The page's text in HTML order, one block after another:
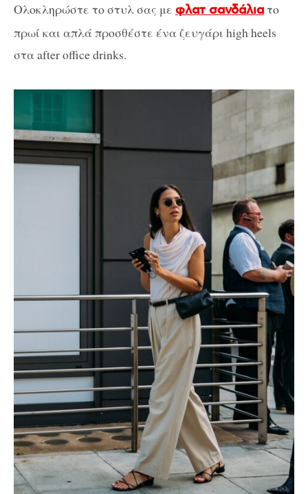
Ολοκληρώστε το στυλ σας με φλατ σανδάλιατο
πρωί και απλά προσθέστε ένα ζευγάρι high heels
στα after office drinks.